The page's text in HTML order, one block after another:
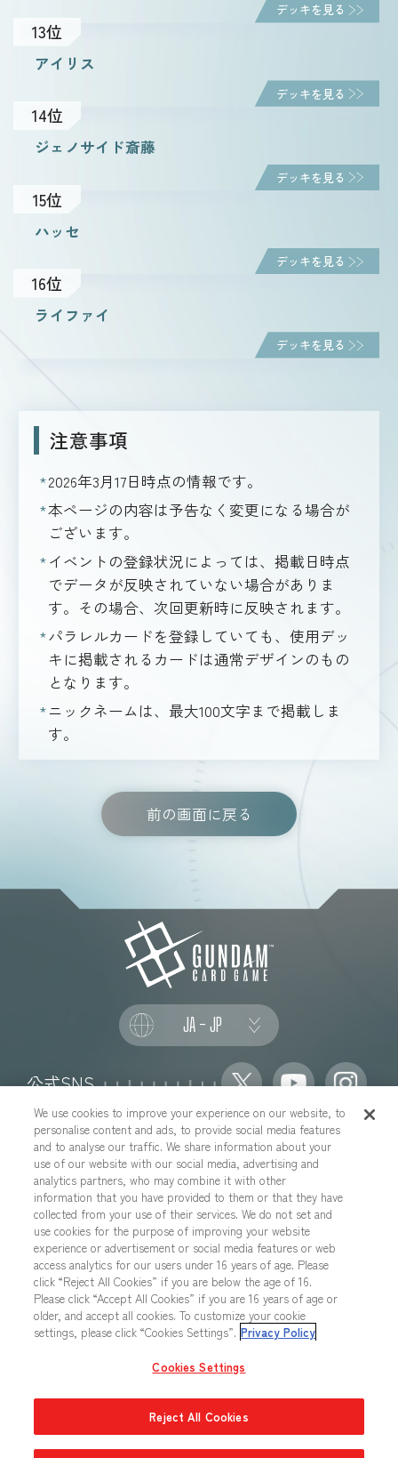
デッキを見る
13位
アイリス
デッキを見る
14位
ジェノサイド斎藤
デッキを見る
15位
ハッセ
デッキを見る
16位
ライファイ
デッキを見る
注意事項
2026年3月17日時点の情報です。
本ページの内容は予告なく変更になる場合が
ございます。
イベントの登録状況によっては、掲載日時点
でデータが反映されていない場合がありま
す。その場合、次回更新時に反映されます。
パラレルカードを登録していても、使用デッ
キに掲載されるカードは通常デザインのもの
となります。
ニックネームは、最大100文字まで掲載しま
す。
前の画面に戻る
JA - JP
公式SNS
推奨環境について
お問い合わせ
Cookies Settings
プライバシーポリシー
プライバシーノーティス
YouTubeガイドラインについて
地域を選択する
本サイトに掲載されているすべての画像・テキスト・データの無断転
用、転載をお断りします。
開発中につき、本サイトで使用している画像と実際の商品とは異なる
We use cookies to improve your experience on our website, to
personalise content and ads, to provide social media features
and to analyse our traffic. We share information about your
use of our website with our social media, advertising and
analytics partners, who may combine it with other
information that you have provided to them or that they have
collected from your use of their services. We do not set and
use cookies for the purpose of improving your website
experience or advertisement or social media features or web
access analytics for our users under 16 years of age. Please
click “Reject All Cookies” if you are below the age of 16.
Please click “Accept All Cookies” if you are 16 years of age or
older, and accept all cookies. To customize your cookie
settings, please click “Cookies Settings”. Privacy Policy
Cookies Settings
Reject All Cookies